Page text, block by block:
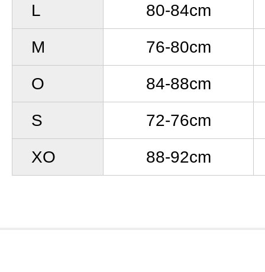
L
80-84cm
M
76-80cm
O
84-88cm
S
72-76cm
XO
88-92cm